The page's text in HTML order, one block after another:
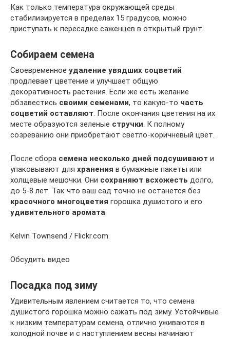
Как только температура окружающей среды
стабилизируется в пределах 15 градусов, можно
приступать к пересадке саженцев в открытый грунт.
Собираем семена
Своевременное удаление увядших соцветий
продлевает цветение и улучшает общую
декоративность растения. Если же есть желание
обзавестись своими семенами, то какую-то часть
соцветий оставляют. После окончания цветения на их
месте образуются зеленые стручки. К полному
созреванию они приобретают светло-коричневый цвет.
После сбора семена несколько дней подсушивают и
упаковывают для хранения в бумажные пакеты или
холщевые мешочки. Они сохраняют всхожесть долго,
до 5-8 лет. Так что ваш сад точно не останется без
красочного многоцветия горошка душистого и его
удивительного аромата.
Kelvin Townsend / Flickr.com
Обсудить видео
Посадка под зиму
Удивительным явлением считается то, что семена
душистого горошка можно сажать под зиму. Устойчивые
к низким температурам семена, отлично уживаются в
холодной почве и с наступлением весны начинают